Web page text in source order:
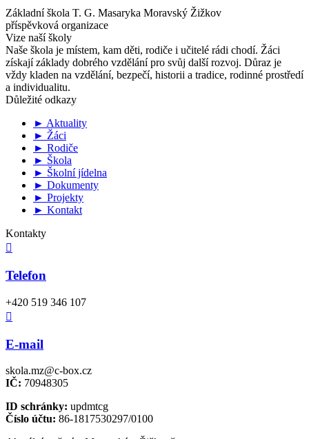
Základní škola T. G. Masaryka Moravský Žižkov
příspěvková organizace
Vize naší školy
Naše škola je místem, kam děti, rodiče i učitelé rádi chodí. Žáci
získají základy dobrého vzdělání pro svůj další rozvoj. Důraz je
vždy kladen na vzdělání, bezpečí, historii a tradice, rodinné prostředí
a individualitu.
Důležité odkazy
► Aktuality
► Žáci
► Rodiče
► Škola
► Školní jídelna
► Dokumenty
► Projekty
► Kontakt
Kontakty

Telefon
+420 519 346 107

E-mail
skola.mz@c-box.cz
IČ: 70948305
ID schránky: updmtcg
Číslo účtu: 86-1817530297/0100